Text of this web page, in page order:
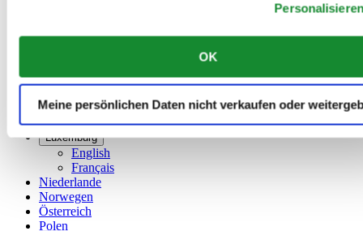
OK
Meine persönlichen Daten nicht verkaufen oder
简体中文
Finnland
Irland
Luxemburg
English
Français
Niederlande
Norwegen
Österreich
Polen